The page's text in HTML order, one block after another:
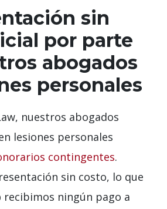
sin
por parte
abogados
personales
nuestros abogados
lesiones personales
contingentes.
sin costo, lo que
recibimos ningún pago a